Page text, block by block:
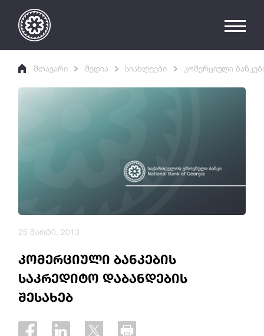
მთავარი მედია სიახლეები კომერციული
კომერციული ბანკების
საკრედიტო დაბანდების
შესახებ
25 მარტი, 2013